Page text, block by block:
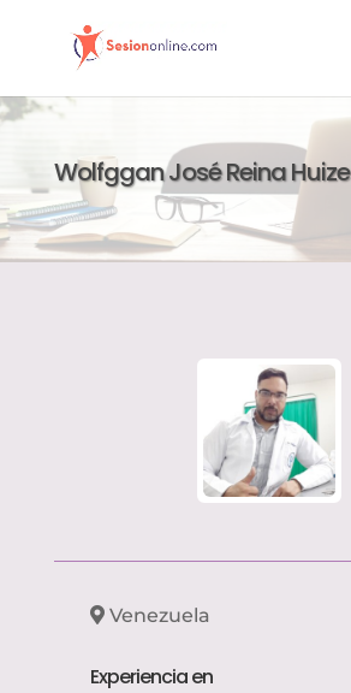
Wolfggan José Reina Huize
Venezuela
Experiencia en